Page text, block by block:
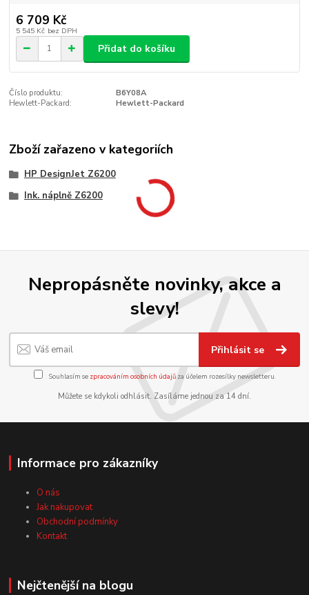
6 709 Kč
5 545 Kč bez DPH
Přidat do košíku
Číslo produktu:
B6Y08A
Hewlett-Packard:
Hewlett-Packard
Zboží zařazeno v kategoriích
HP DesignJet Z6200
Ink. náplně Z6200
Nepropásněte novinky, akce a
slevy!
Přihlásit se
Souhlasím se zpracováním osobních údajůza účelem rozesílky newsletteru.
Můžete se kdykoli odhlásit. Zasíláme jednou za 14 dní.
Informace pro zákazníky
O nás
Jak nakupovat
Obchodní podmínky
Kontakt
Nejčtenější na blogu